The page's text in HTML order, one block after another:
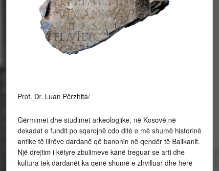
Prof. Dr. Luan Përzhita/
Gërmimet dhe studimet arkeologjike, në Kosovë në
dekadat e fundit po sqarojnë cdo ditë e më shumë historinë
antike të ilirëve dardanë që banonin në qendër të Ballkanit.
Një drejtim i këtyre zbulimeve kanë treguar se arti dhe
kultura tek dardanët ka qenë shumë e zhvilluar dhe herë